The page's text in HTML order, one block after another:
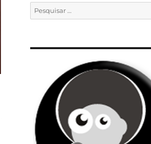
Pesquisar
por: